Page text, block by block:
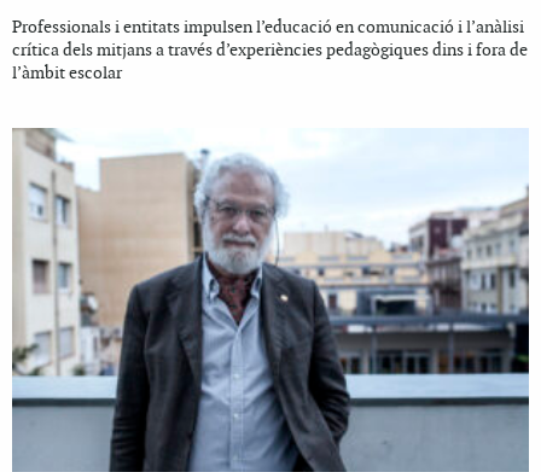
Professionals i entitats impulsen l’educació en comunicació i l’anàlisi
crítica dels mitjans a través d’experiències pedagògiques dins i fora de
l’àmbit escolar